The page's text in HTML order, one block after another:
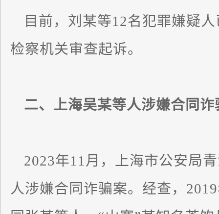
目前，刘某等12名犯罪嫌疑
检察机关审查起诉。
二、上海吴某等人涉嫌合同诈
2023年11月，上海市公安局
人涉嫌合同诈骗案。经查，